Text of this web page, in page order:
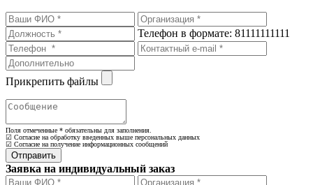
Телефон в формате: 81111111111
Прикрепить файлы
Поля отмеченные * обязательны для заполнения.
☑ Согласие на обработку введенных выше персональных данных
☑ Согласие на получение информационных сообщений
Заявка на индивидуальный заказ